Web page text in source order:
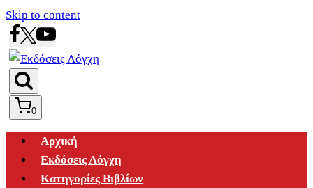
Skip to content
0
Αρχική
Εκδόσεις Λόγχη
Κατηγορίες Βιβλίων